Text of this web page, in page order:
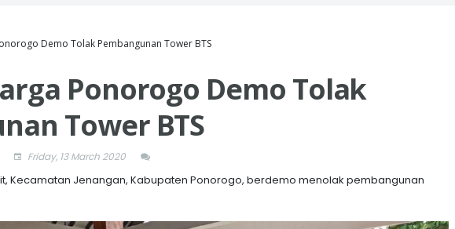
Demo Tolak Pembangunan Tower BTS
Ponorogo Demo Tolak
Tower BTS
Friday, 13 March 2020
Kecamatan Jenangan, Kabupaten Ponorogo, berdemo menolak pembangunan